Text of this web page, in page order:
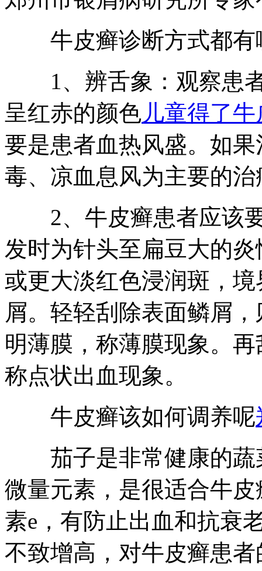
牛皮癣诊断方式都有
1、辨舌象：观察患者
呈红赤的颜色儿童得了
要是患者血热风盛。如
毒、凉血息风为主要的
2、牛皮癣患者应该要
发时为针头至扁豆大的
或更大淡红色浸润斑，
屑。轻轻刮除表面鳞屑
明薄膜，称薄膜现象。
称点状出血现象。
牛皮癣该如何调养呢
茄子是非常健康的蔬
微量元素，是很适合牛
素e，有防止出血和抗衰
不致增高，对牛皮癣患